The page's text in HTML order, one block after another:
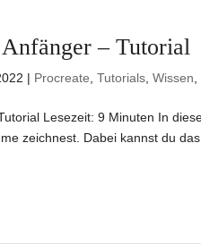
– Tutorial
| Procreate ,Tutorials ,Wissen
Lesezeit: 9 Minuten In
zeichnest. Dabei kannst du